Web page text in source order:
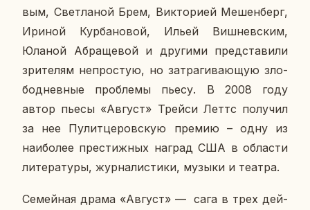
вым, Свет­ла­ной Брем, Вик­то­ри­ей Ме­шен­берг,
Ириной Кур­ба­но­вой, Ильей Виш­нев­ским,
Юланой Аб­ра­ще­вой и дру­ги­ми пред­ста­ви­ли
зри­те­лям непро­стую, но за­тра­ги­ва­ю­щую зло­
бо­днев­ные про­бле­мы пьесу. В 2008 году
автор пьесы «Август» Трейси Леттс по­лу­чил
за нее Пу­лит­це­ров­скую премию – одну из
наи­бо­лее пре­стиж­ных наград США в об­ла­сти
ли­те­ра­ту­ры, жур­на­ли­сти­ки, музыки и театра.
Се­мей­ная драма «Август» — сага в трех дей­